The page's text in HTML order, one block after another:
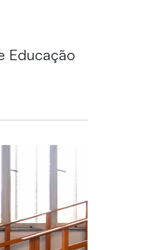
Educação